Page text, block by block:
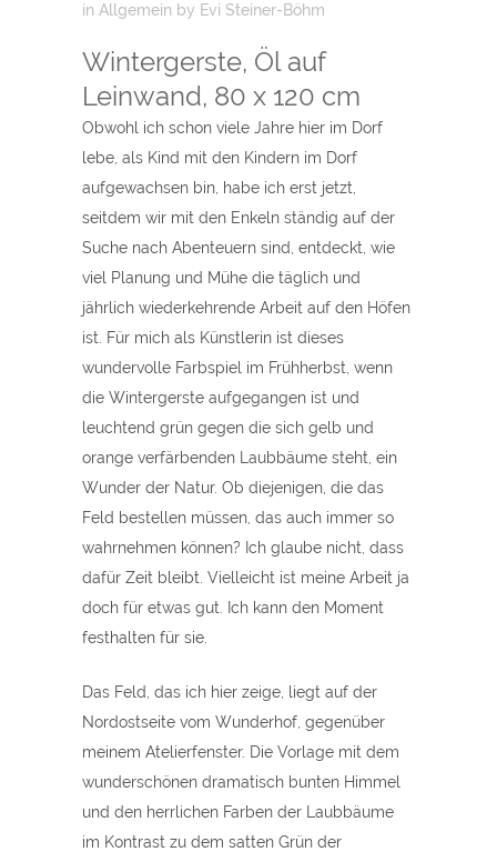
in Allgemein by Evi Steiner-Böhm
Wintergerste, Öl auf
Leinwand, 80 x 120 cm
Obwohl ich schon viele Jahre hier im Dorf
lebe, als Kind mit den Kindern im Dorf
aufgewachsen bin, habe ich erst jetzt,
seitdem wir mit den Enkeln ständig auf der
Suche nach Abenteuern sind, entdeckt, wie
viel Planung und Mühe die täglich und
jährlich wiederkehrende Arbeit auf den Höfen
ist. Für mich als Künstlerin ist dieses
wundervolle Farbspiel im Frühherbst, wenn
die Wintergerste aufgegangen ist und
leuchtend grün gegen die sich gelb und
orange verfärbenden Laubbäume steht, ein
Wunder der Natur. Ob diejenigen, die das
Feld bestellen müssen, das auch immer so
wahrnehmen können? Ich glaube nicht, dass
dafür Zeit bleibt. Vielleicht ist meine Arbeit ja
doch für etwas gut. Ich kann den Moment
festhalten für sie.
Das Feld, das ich hier zeige, liegt auf der
Nordostseite vom Wunderhof, gegenüber
meinem Atelierfenster. Die Vorlage mit dem
wunderschönen dramatisch bunten Himmel
und den herrlichen Farben der Laubbäume
im Kontrast zu dem satten Grün der